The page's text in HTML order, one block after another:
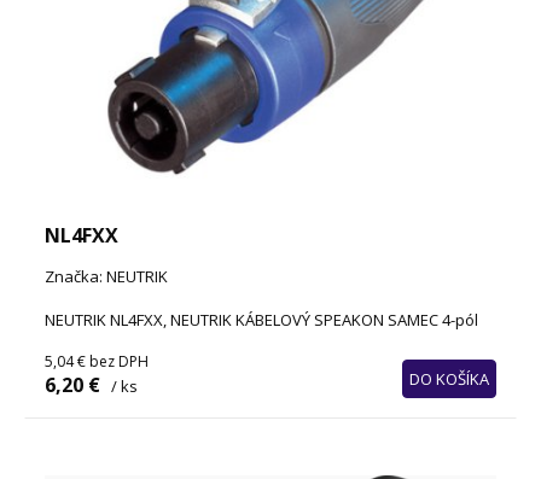
NL4FXX
Značka: NEUTRIK
NEUTRIK NL4FXX, NEUTRIK KÁBELOVÝ SPEAKON SAMEC 4-pól
5,04 € bez DPH
6,20 € / ks DO KOŠÍKA